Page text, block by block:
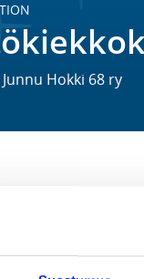
Hokki 68 ry
harjoitushallissa